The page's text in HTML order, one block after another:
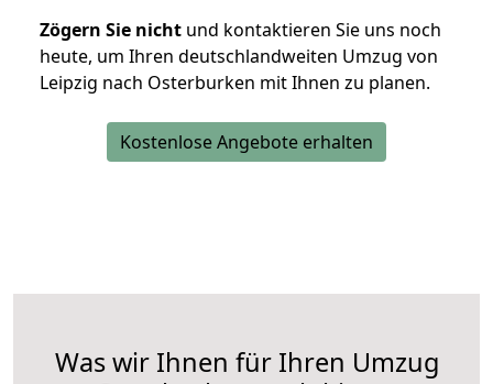
Zögern Sie nicht und kontaktieren Sie uns noch
heute, um Ihren deutschlandweiten Umzug von
Leipzig nach Osterburken mit Ihnen zu planen.
Kostenlose Angebote erhalten
Was wir Ihnen für Ihren Umzug